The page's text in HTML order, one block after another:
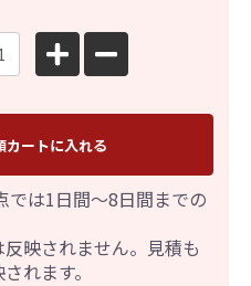
カートに入れる
は1日間～8日間までの
映されません。見積も
れます。